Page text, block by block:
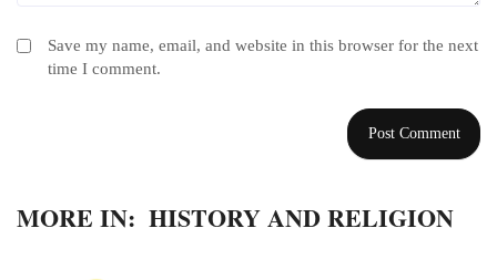
Save my name, email, and website in this browser for the next
time I comment.
MORE IN: HISTORY AND RELIGION